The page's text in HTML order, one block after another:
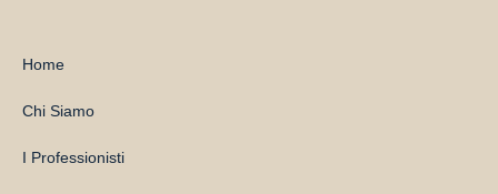
Home
Chi Siamo
I Professionisti